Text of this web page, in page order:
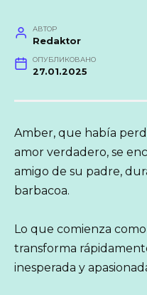
АВТОР
Redaktor
ОПУБЛИКОВАНО
27.01.2025
Amber, que había
amor verdadero, se
amigo de su padre,
barbacoa.
Lo que comienza
transforma
inesperada y